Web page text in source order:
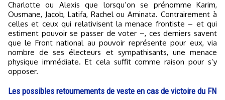
Charlotte ou Alexis que lorsqu’on se prénomme Karim,
Ousmane, Jacob, Latifa, Rachel ou Aminata. Contrairement à
celles et ceux qui relativisent la menace frontiste – et qui
estiment pouvoir se passer de voter –, ces derniers savent
que le Front national au pouvoir représente pour eux, via
nombre de ses électeurs et sympathisants, une menace
physique immédiate. Et cela suffit comme raison pour s’y
opposer.
Les possibles retournements de veste en cas de victoire du FN